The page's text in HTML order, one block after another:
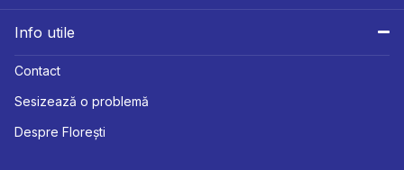
Info utile
Contact
Sesizează o problemă
Despre Florești